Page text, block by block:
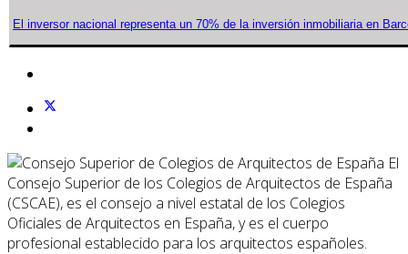
El inversor nacional representa un 70% de la inversión inmobiliaria en
El
Consejo Superior de los Colegios de Arquitectos de España
(CSCAE), es el consejo a nivel estatal de los Colegios
Oficiales de Arquitectos en España, y es el cuerpo
profesional establecido para los arquitectos españoles.